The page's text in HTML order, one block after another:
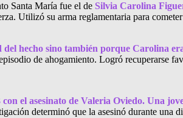
Santa María fue el de Silvia Carolina
Utilizó su arma reglamentaria para
hecho sino también porque Carolina
de ahogamiento. Logró recuperarse
con el asesinato de Valeria Oviedo. Una
determinó que la asesinó durante una